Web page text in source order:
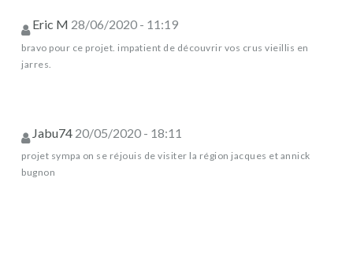
Eric M 28/06/2020 - 11:19
bravo pour ce projet. impatient de découvrir vos crus vieillis en
jarres.
Jabu74 20/05/2020 - 18:11
projet sympa on se réjouis de visiter la région jacques et annick
bugnon